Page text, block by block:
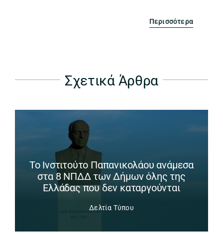
Περισσότερα
Σχετικά Άρθρα
Το Ινστιτούτο Παπανικολάου ανάμεσα
στα 8 ΝΠΔΔ των Δήμων όλης της
Ελλάδας που δεν καταργούνται
Δελτία Τύπου